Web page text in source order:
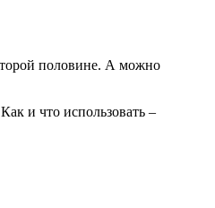
половине. А можно
и что использовать –